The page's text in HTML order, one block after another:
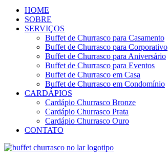
HOME
SOBRE
SERVIÇOS
Buffet de Churrasco para Casamento
Buffet de Churrasco para Corporativo
Buffet de Churrasco para Aniversário
Buffet de Churrasco para Eventos
Buffet de Churrasco em Casa
Buffet de Churrasco em Condomínio
CARDÁPIOS
Cardápio Churrasco Bronze
Cardápio Churrasco Prata
Cardápio Churrasco Ouro
CONTATO